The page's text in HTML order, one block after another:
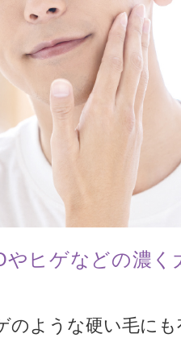
やヒゲなどの濃
のような硬い毛に